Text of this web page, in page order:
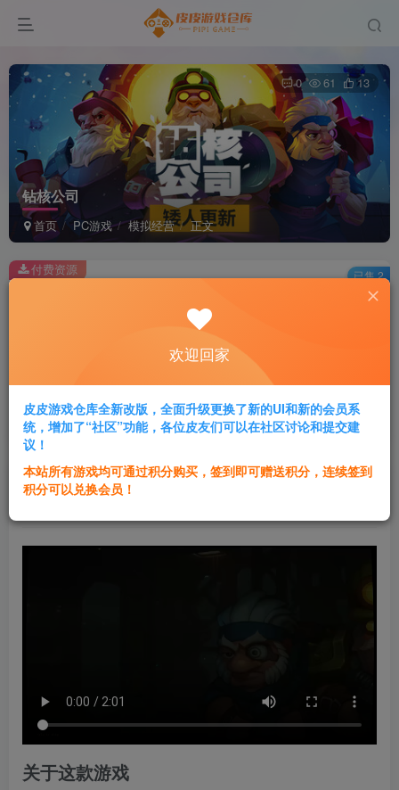
钻核公司
首页 PC游戏 模拟经营 正文
0 61 13
此内容为付费资源，请付费后查看
2积分
黄金会员免费 超级会员免费
登录购买
付费资源 已售 2
群主1号
关于这款游戏
欢迎回家
皮皮游戏仓库全新改版，全面升级更换了新的UI和新的会员系
统，增加了“社区”功能，各位皮友们可以在社区讨论和提交建
议！
本站所有游戏均可通过积分购买，签到即可赠送积分，连续签到
积分可以兑换会员！